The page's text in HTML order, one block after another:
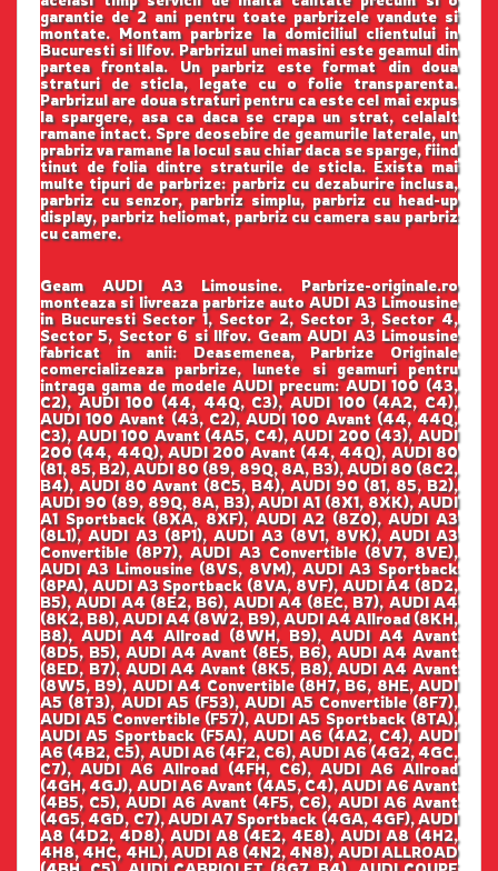
garantie de 2 ani pentru toate parbrizele vandute si
montate. Montam parbrize la domiciliul clientului in
Bucuresti si Ilfov. Parbrizul unei masini este geamul din
partea frontala. Un parbriz este format din doua
straturi de sticla, legate cu o folie transparenta.
Parbrizul are doua straturi pentru ca este cel mai expus
la spargere, asa ca daca se crapa un strat, celalalt
ramane intact. Spre deosebire de geamurile laterale, un
prabriz va ramane la locul sau chiar daca se sparge, fiind
tinut de folia dintre straturile de sticla. Exista mai
multe tipuri de parbrize: parbriz cu dezaburire inclusa,
parbriz cu senzor, parbriz simplu, parbriz cu head-up
display, parbriz heliomat, parbriz cu camera sau parbriz
cu camere.
Geam AUDI A3 Limousine. Parbrize-originale.ro
monteaza si livreaza parbrize auto AUDI A3 Limousine
in Bucuresti Sector 1, Sector 2, Sector 3, Sector 4,
Sector 5, Sector 6 si Ilfov. Geam AUDI A3 Limousine
fabricat in anii: Deasemenea, Parbrize Originale
comercializeaza parbrize, lunete si geamuri pentru
intraga gama de modele AUDI precum: AUDI 100 (43,
C2), AUDI 100 (44, 44Q, C3), AUDI 100 (4A2, C4),
AUDI 100 Avant (43, C2), AUDI 100 Avant (44, 44Q,
C3), AUDI 100 Avant (4A5, C4), AUDI 200 (43), AUDI
200 (44, 44Q), AUDI 200 Avant (44, 44Q), AUDI 80
(81, 85, B2), AUDI 80 (89, 89Q, 8A, B3), AUDI 80 (8C2,
B4), AUDI 80 Avant (8C5, B4), AUDI 90 (81, 85, B2),
AUDI 90 (89, 89Q, 8A, B3), AUDI A1 (8X1, 8XK), AUDI
A1 Sportback (8XA, 8XF), AUDI A2 (8Z0), AUDI A3
(8L1), AUDI A3 (8P1), AUDI A3 (8V1, 8VK), AUDI A3
Convertible (8P7), AUDI A3 Convertible (8V7, 8VE),
AUDI A3 Limousine (8VS, 8VM), AUDI A3 Sportback
(8PA), AUDI A3 Sportback (8VA, 8VF), AUDI A4 (8D2,
B5), AUDI A4 (8E2, B6), AUDI A4 (8EC, B7), AUDI A4
(8K2, B8), AUDI A4 (8W2, B9), AUDI A4 Allroad (8KH,
B8), AUDI A4 Allroad (8WH, B9), AUDI A4 Avant
(8D5, B5), AUDI A4 Avant (8E5, B6), AUDI A4 Avant
(8ED, B7), AUDI A4 Avant (8K5, B8), AUDI A4 Avant
(8W5, B9), AUDI A4 Convertible (8H7, B6, 8HE, AUDI
A5 (8T3), AUDI A5 (F53), AUDI A5 Convertible (8F7),
AUDI A5 Convertible (F57), AUDI A5 Sportback (8TA),
AUDI A5 Sportback (F5A), AUDI A6 (4A2, C4), AUDI
A6 (4B2, C5), AUDI A6 (4F2, C6), AUDI A6 (4G2, 4GC,
C7), AUDI A6 Allroad (4FH, C6), AUDI A6 Allroad
(4GH, 4GJ), AUDI A6 Avant (4A5, C4), AUDI A6 Avant
(4B5, C5), AUDI A6 Avant (4F5, C6), AUDI A6 Avant
(4G5, 4GD, C7), AUDI A7 Sportback (4GA, 4GF), AUDI
A8 (4D2, 4D8), AUDI A8 (4E2, 4E8), AUDI A8 (4H2,
4H8, 4HC, 4HL), AUDI A8 (4N2, 4N8), AUDI ALLROAD